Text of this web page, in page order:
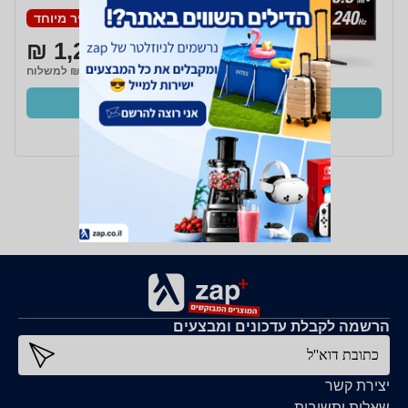
מחיר מיוחד
1,217 ₪
₪15 למשלוח
קנו עכשיו
ב- Zap
יצירת קשר
הרשמה לקבלת עדכונים ומבצעים
כתובת דוא''ל